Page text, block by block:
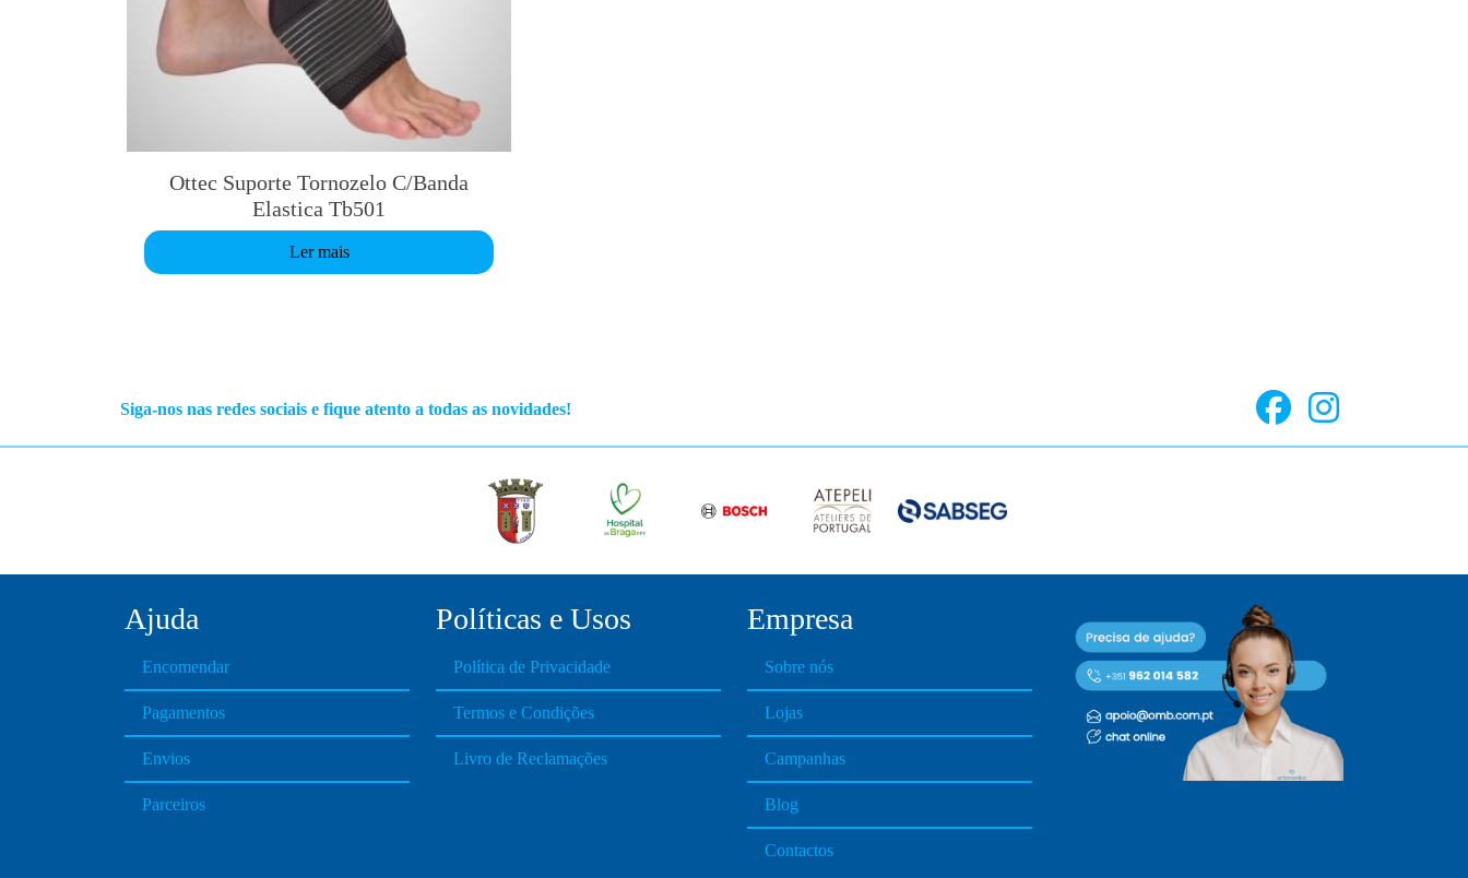
Ottec Suporte Tornozelo C/Banda
Elastica Tb501
Ler mais
Siga-nos nas redes sociais e fique atento a todas as novidades!
Ajuda
Encomendar
Pagamentos
Envios
Parceiros
Políticas e Usos
Política de Privacidade
Termos e Condições
Livro de Reclamações
Empresa
Sobre nós
Lojas
Campanhas
Blog
Contactos